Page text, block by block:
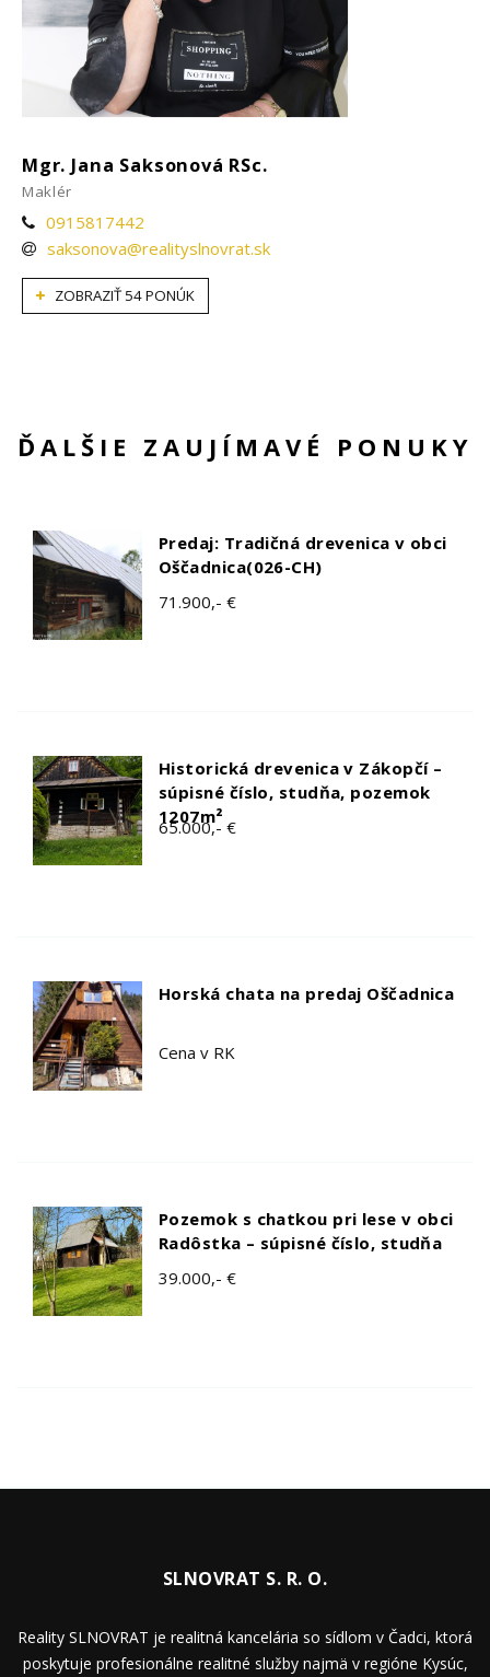
Mgr. Jana Saksonová RSc.
Maklér
0915817442
saksonova@realityslnovrat.sk
ZOBRAZIŤ 54 PONÚK
ĎALŠIE ZAUJÍMAVÉ PONUKY
Predaj: Tradičná drevenica v obci
Oščadnica(026-CH)
71.900,- €
Historická drevenica v Zákopčí –
súpisné číslo, studňa, pozemok
1207m²
65.000,- €
Horská chata na predaj Oščadnica
Cena v RK
Pozemok s chatkou pri lese v obci
Radôstka – súpisné číslo, studňa
39.000,- €
SLNOVRAT S. R. O.
Reality SLNOVRAT je realitná kancelária so sídlom v Čadci, ktorá
poskytuje profesionálne realitné služby najmä v regióne Kysúc,